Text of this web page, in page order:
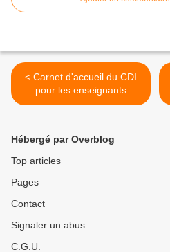
< Carnet d'accueil du CDI
pour les enseignants
Hébergé par Overblog
Top articles
Pages
Contact
Signaler un abus
C.G.U.